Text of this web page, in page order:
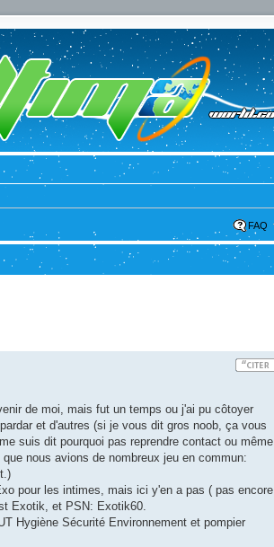
FAQ
de moi, mais fut un temps ou j'ai pu côtoyer
et d'autres (si je vous dit gros noob, ça vous
suis dit pourquoi pas reprendre contact ou même
nous avions de nombreux jeu en commun:
pour les intimes, mais ici y'en a pas ( pas encore
Exotik, et PSN: Exotik60.
Hygiène Sécurité Environnement et pompier